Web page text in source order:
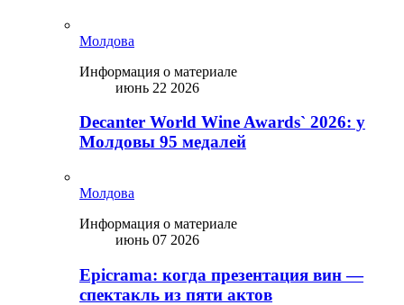
Молдова
Информация о материале
июнь 22 2026
Decanter World Wine Awards` 2026: у
Молдовы 95 медалей
Молдова
Информация о материале
июнь 07 2026
Epicrama: когда презентация вин —
спектакль из пяти актов